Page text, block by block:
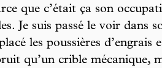
que c’était ça son
Je suis passé le voir dans
les poussières d’engrais
qu’un crible mécanique,